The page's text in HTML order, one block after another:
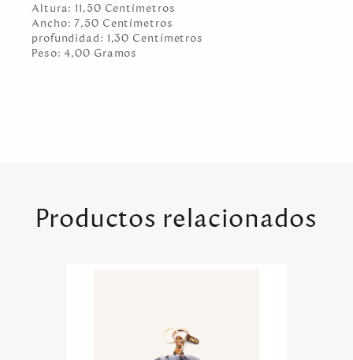
Altura: 11,50 Centímetros
Ancho:7,50 Centímetros
profundidad: 1,30 Centímetros
Peso:4,00 Gramos
Productos relacionados